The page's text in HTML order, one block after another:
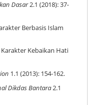
Dasar2.1 (2018): 37-
Berbasis Islam
Kebaikan Hati
1.1 (2013): 154-162.
Dikdas Bantara2.1